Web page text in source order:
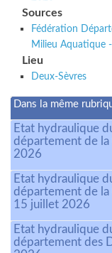
Sources
Fédération
Milieu Aquatique
Lieu
Deux-Sèvres
Dans la même
Etat hydraulique
département de la
2026
Etat hydraulique
département de
15 juillet 2026
Etat hydraulique
département des